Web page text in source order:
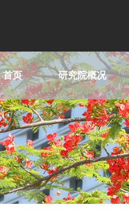
首页 研究院概况